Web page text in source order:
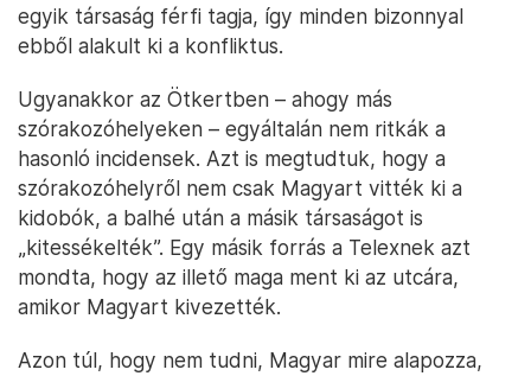
egyik társaság férfi tagja, így minden bizonnyal
ebből alakult ki a konfliktus.
Ugyanakkor az Ötkertben – ahogy más
szórakozóhelyeken – egyáltalán nem ritkák a
hasonló incidensek. Azt is megtudtuk, hogy a
szórakozóhelyről nem csak Magyart vitték ki a
kidobók, a balhé után a másik társaságot is
„kitessékelték”. Egy másik forrás a Telexnek azt
mondta, hogy az illető maga ment ki az utcára,
amikor Magyart kivezették.
Azon túl, hogy nem tudni, Magyar mire alapozza,